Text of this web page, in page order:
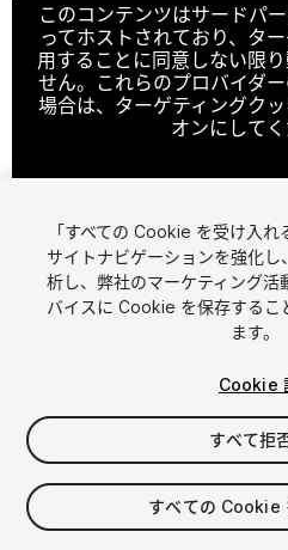
このコンテンツはサードパ
ってホストされており、タ
用することに同意しない限
せん。これらのプロバイダ
場合は、ターゲティングク
オンにしてく
クッキー
1/11
$39.99
「すべての Cookie を受け入れ
サイトナビゲーションを強化
析し、弊社のマーケティング活
バイスに Cookie を保存するこ
ます。
Cookie
すべて拒
すべての Cookie